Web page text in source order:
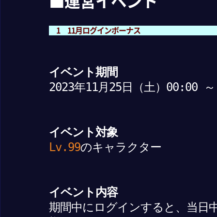
1 11月ログインボーナス
イベント期間
2023年11月25日（土）00:00
イベント対象
Lv.99のキャラクター
イベント内容
期間中にログインすると、当日